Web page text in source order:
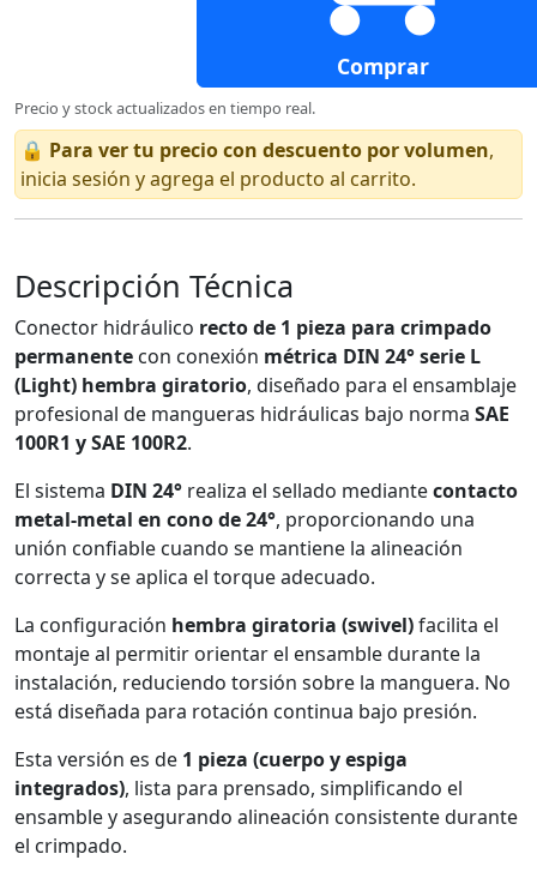
Comprar
Precio y stock actualizados en tiempo real.
🔒 Para ver tu precio con descuento por volumen,
inicia sesión y agrega el producto al carrito.
Descripción Técnica
Conector hidráulico recto de 1 pieza para crimpado
permanente con conexión métrica DIN 24° serie L
(Light) hembra giratorio, diseñado para el ensamblaje
profesional de mangueras hidráulicas bajo norma SAE
100R1 y SAE 100R2.
El sistema DIN 24° realiza el sellado mediantecontacto
metal-metal en cono de 24°, proporcionando una
unión confiable cuando se mantiene la alineación
correcta y se aplica el torque adecuado.
La configuración hembra giratoria (swivel)facilita el
montaje al permitir orientar el ensamble durante la
instalación, reduciendo torsión sobre la manguera. No
está diseñada para rotación continua bajo presión.
Esta versión es de 1 pieza (cuerpo y espiga
integrados), lista para prensado, simplificando el
ensamble y asegurando alineación consistente durante
el crimpado.